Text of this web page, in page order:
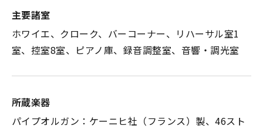
主要諸室
ホワイエ、クローク、バーコーナー、リハーサル室1
室、控室8室、ピアノ庫、録音調整室、音響・調光室
所蔵楽器
パイプオルガン：ケーニヒ社（フランス）製、46スト